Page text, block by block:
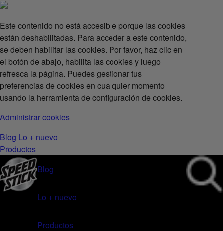
Este contenido no está accesible porque las cookies
están deshabilitadas. Para acceder a este contenido,
se deben habilitar las cookies. Por favor, haz clic en
el botón de abajo, habilita las cookies y luego
refresca la página. Puedes gestionar tus
preferencias de cookies en cualquier momento
usando la herramienta de configuración de cookies.
Administrar cookies
Blog Lo + nuevo
Productos
Blog
Lo + nuevo
Productos